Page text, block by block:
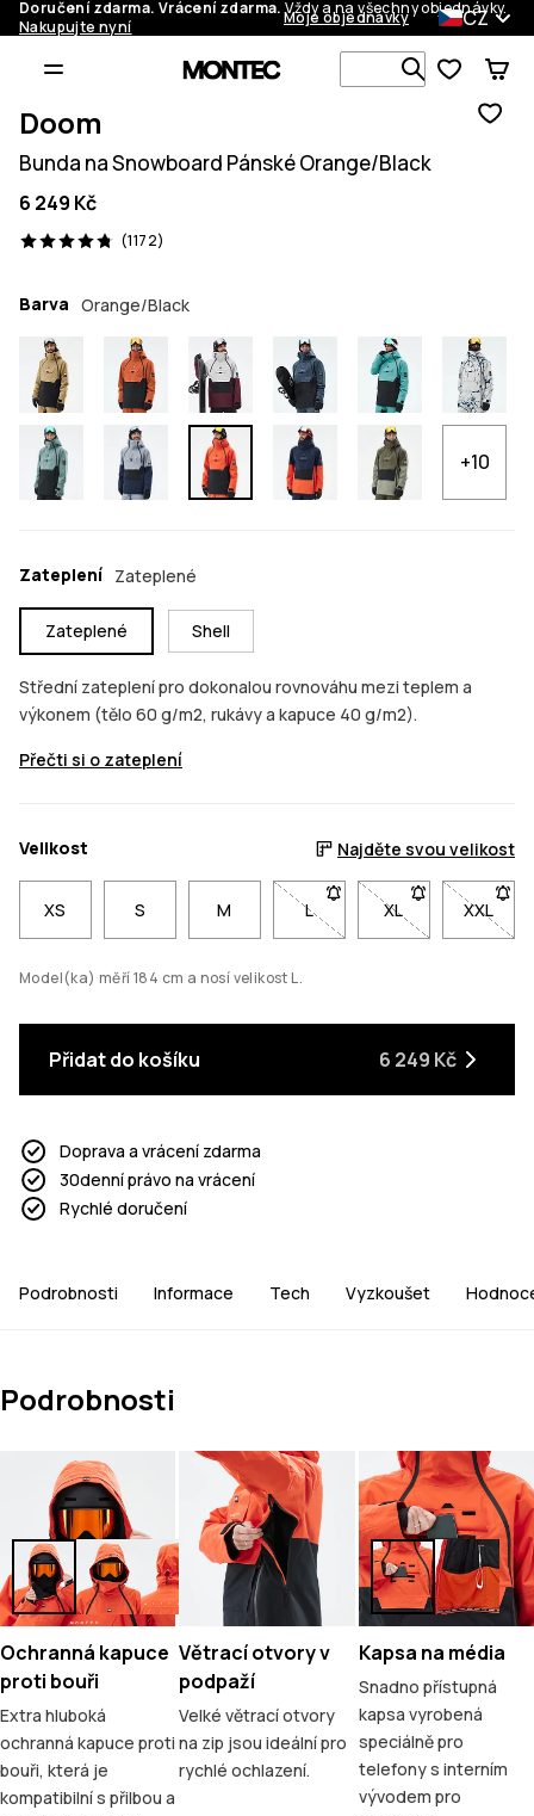
Doručení zdarma. Vrácení zdarma.Vždy a na všechny objednávky.
Nakupujte nyní
Moje objednávky CZ
Vyhledávej
Doom
Bunda na Snowboard Pánské Orange/Black
6 249 Kč
(1172)
1172 recenze, 4.8/5
Barva Orange/Black
+10
Zateplení Zateplené
Zateplené Shell
Střední zateplení pro dokonalou rovnováhu mezi teplem a
výkonem (tělo 60 g/m2, rukávy a kapuce 40 g/m2).
Přečti si o zateplení
Velikost Najděte svou velikost
XS S M L- Velikost L není dostupná.
XL- Velikost XL
XXL
-
Model(ka) měří 184 cm a nosí velikost L.
Přidat do košíku 6 249 Kč
Doprava a vrácení zdarma
30denní právo na vrácení
Rychlé doručení
Podrobnosti Informace Tech Vyzkoušet
Podrobnosti
Ochranná kapuce
proti bouři
Extra hluboká
ochranná kapuce proti
bouři, která je
kompatibilní s přilbou a
Větrací otvory v
podpaží
Velké větrací otvory
na zip jsou ideální pro
rychlé ochlazení.
Kapsa na média
Snadno přístupná
kapsa vyrobená
speciálně pro
telefony s interním
vývodem pro